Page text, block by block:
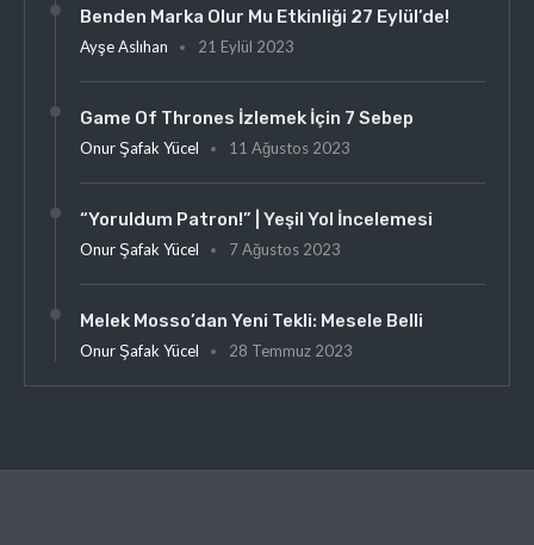
Benden Marka Olur Mu Etkinliği 27 Eylül’de!
Ayşe Aslıhan 21 Eylül 2023
Game Of Thrones İzlemek İçin 7 Sebep
Onur Şafak Yücel 11 Ağustos 2023
“Yoruldum Patron!” | Yeşil Yol İncelemesi
Onur Şafak Yücel 7 Ağustos 2023
Melek Mosso’dan Yeni Tekli: Mesele Belli
Onur Şafak Yücel 28 Temmuz 2023